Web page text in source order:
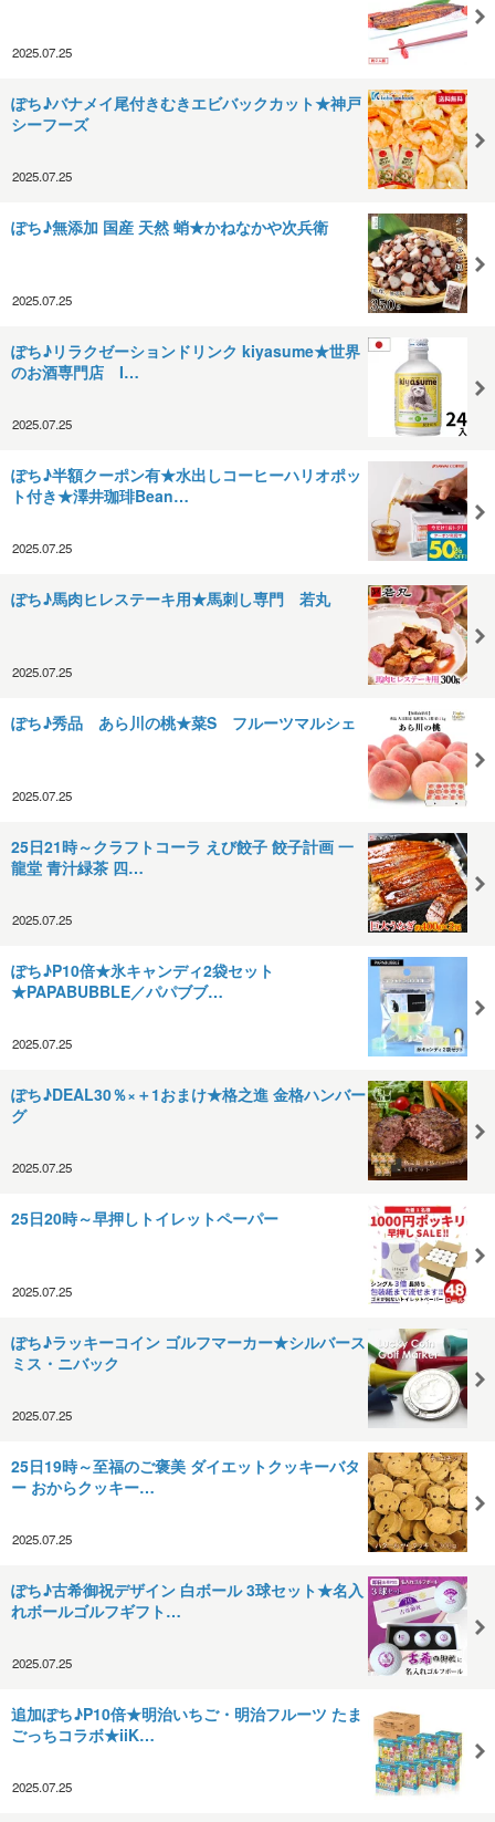
2025.07.25
ぽち♪バナメイ尾付きむきエビバックカット★神戸
シーフーズ
2025.07.25
ぽち♪無添加 国産 天然 蛸★かねなかや次兵衛
2025.07.25
ぽち♪リラクゼーションドリンク kiyasume★世界
のお酒専門店 I…
2025.07.25
ぽち♪半額クーポン有★水出しコーヒーハリオポッ
ト付き★澤井珈琲Bean…
2025.07.25
ぽち♪馬肉ヒレステーキ用★馬刺し専門 若丸
2025.07.25
ぽち♪秀品 あら川の桃★菜S フルーツマルシェ
2025.07.25
25日21時～クラフトコーラ えび餃子 餃子計画 一
龍堂 青汁緑茶 四…
2025.07.25
ぽち♪P10倍★氷キャンディ2袋セット
★PAPABUBBLE／パパブブ…
2025.07.25
ぽち♪DEAL30％×＋1おまけ★格之進 金格ハンバー
グ
2025.07.25
25日20時～早押しトイレットペーパー
2025.07.25
ぽち♪ラッキーコイン ゴルフマーカー★シルバース
ミス・ニバック
2025.07.25
25日19時～ 至福のご褒美 ダイエットクッキーバタ
ー おからクッキー…
2025.07.25
ぽち♪古希御祝デザイン 白ボール 3球セット★名入
れボールゴルフギフト…
2025.07.25
追加ぽち♪P10倍★明治いちご・明治フルーツ たま
ごっちコラボ★iiK…
2025.07.25